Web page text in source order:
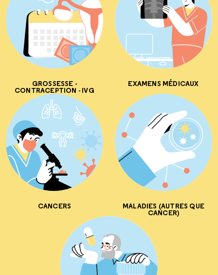
GROSSESSE -
CONTRACEPTION - IVG
EXAMENS MÉDICAUX
CANCERS MALADIES (AUTRES QUE
CANCER)